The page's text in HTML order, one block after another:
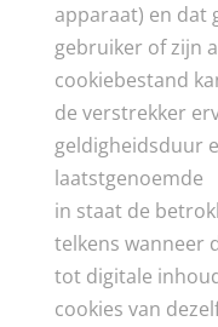
apparaat) en dat
gebruiker of zijn
cookiebestand
de verstrekker
geldigheidsduur
laatstgenoemde
in staat de
telkens wanneer
tot digitale
cookies van